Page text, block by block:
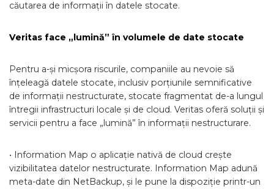
căutarea de informații în datele stocate.
Veritas face „lumină” în volumele de date stocate
Pentru a-și micșora riscurile, companiile au nevoie să
înțeleagă datele stocate, inclusiv porțiunile semnificative
de informații nestructurate, stocate fragmentat de-a lungul
întregii infrastructuri locale și de cloud. Veritas oferă soluții și
servicii pentru a face „lumină” în informații nestructurare.
• Information Map o aplicație nativă de cloud crește
vizibilitatea datelor nestructurate. Information Map adună
meta-date din NetBackup, și le pune la dispoziție printr-un